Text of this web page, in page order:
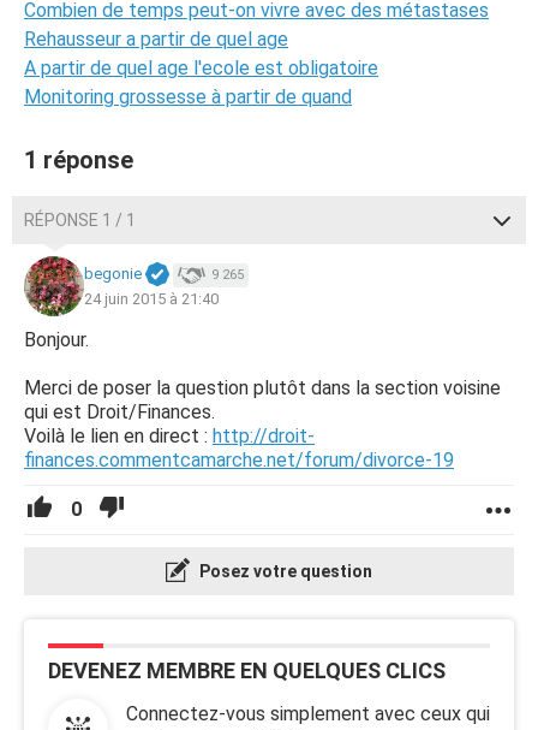
Combien de temps peut-on vivre avec des métastases
Rehausseur a partir de quel age
A partir de quel age l'ecole est obligatoire
Monitoring grossesse à partir de quand
1 réponse
RÉPONSE 1 / 1
begonie 9 265
24 juin 2015 à 21:40
Bonjour.
Merci de poser la question plutôt dans la section voisine
qui est Droit/Finances.
Voilà le lien en direct : http://droit-
finances.commentcamarche.net/forum/divorce-19
0
Posez votre question
DEVENEZ MEMBRE EN QUELQUES CLICS
Connectez-vous simplement avec ceux qui